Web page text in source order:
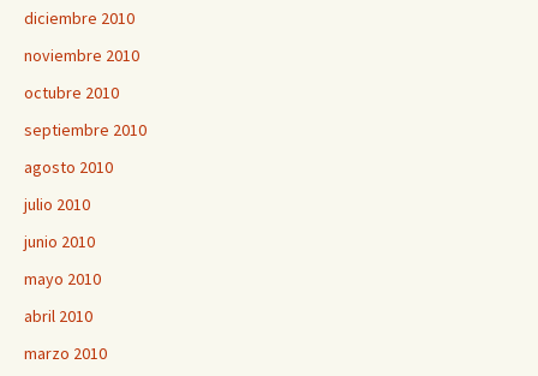
diciembre 2010
noviembre 2010
octubre 2010
septiembre 2010
agosto 2010
julio 2010
junio 2010
mayo 2010
abril 2010
marzo 2010